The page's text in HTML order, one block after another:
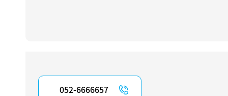
052-6666657